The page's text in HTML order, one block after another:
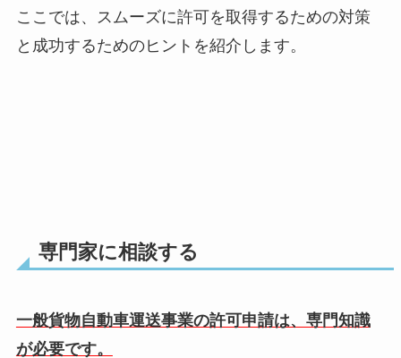
ここでは、スムーズに許可を取得するための対策
と成功するためのヒントを紹介します。
専門家に相談する
一般貨物自動車運送事業の許可申請は、専門知識
が必要です。